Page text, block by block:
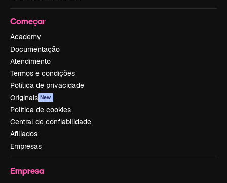
Começar
Academy
Documentação
Atendimento
Termos e condições
Política de privacidade
Originais New
Política de cookies
Central de confiabilidade
Afiliados
Empresas
Empresa